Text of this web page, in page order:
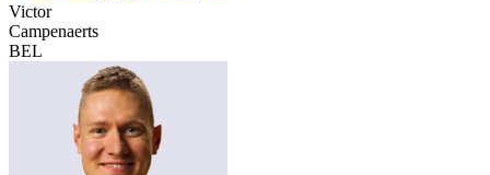
Victor
Campenaerts
BEL